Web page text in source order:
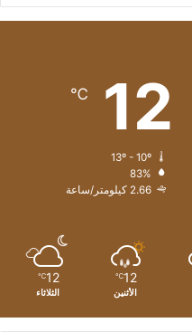
12
℃
83%
2.66 كيلومتر/ساعة
12
℃
الأثنين
12
℃
الثلاثاء